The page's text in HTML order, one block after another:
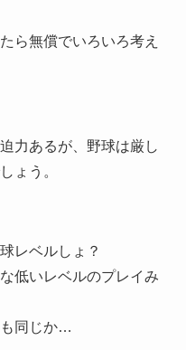
ら無償でいろいろ考え
力あるが、野球は厳し
ょう。
レベルしょ？
低いレベルのプレイみ
も同じか…